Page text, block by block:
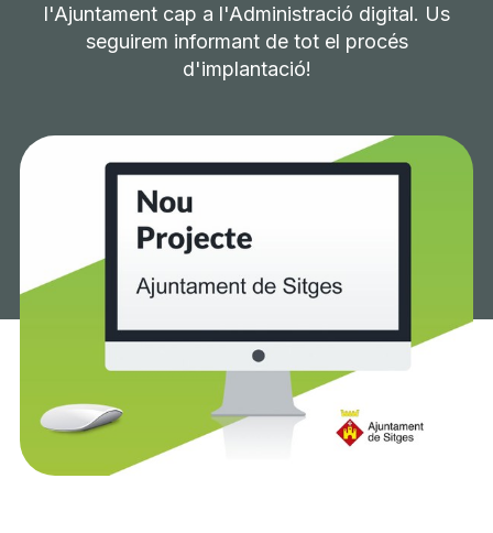
l'Ajuntament cap a l'Administració digital. Us
seguirem informant de tot el procés
d'implantació!